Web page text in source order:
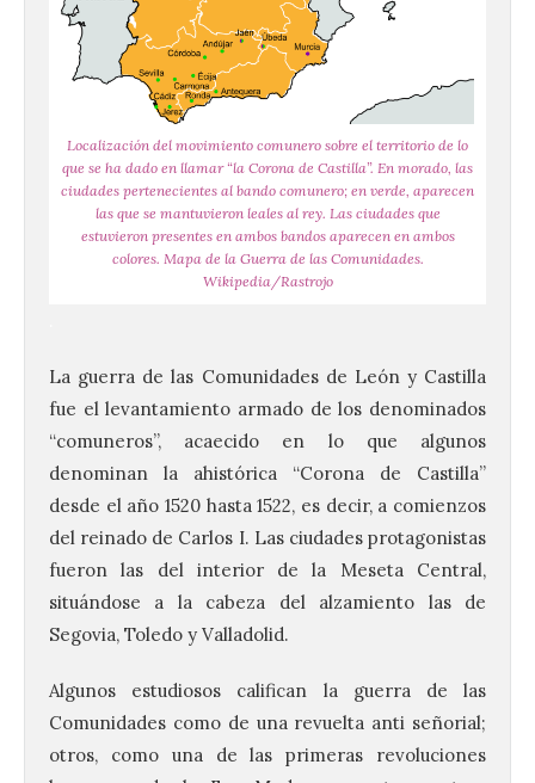
Localización del movimiento comunero sobre el territorio de lo
que se ha dado en llamar “la Corona de Castilla”. En morado, las
ciudades pertenecientes al bando comunero; en verde, aparecen
las que se mantuvieron leales al rey. Las ciudades que
estuvieron presentes en ambos bandos aparecen en ambos
colores. Mapa de la Guerra de las Comunidades.
Wikipedia/Rastrojo
La guerra de las Comunidades de León y Castilla
fue el levantamiento armado de los denominados
“comuneros”, acaecido en lo que algunos
denominan la ahistórica “Corona de Castilla”
desde el año 1520 hasta 1522, es decir, a comienzos
del reinado de Carlos I. Las ciudades protagonistas
fueron las del interior de la Meseta Central,
situándose a la cabeza del alzamiento las de
Segovia, Toledo y Valladolid.
Algunos estudiosos califican la guerra de las
Comunidades como de una revuelta anti señorial;
otros, como una de las primeras revoluciones